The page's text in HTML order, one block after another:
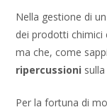
Nella gestione di
dei prodotti chimici
ma che, come
ripercussioni
Per la fortuna di